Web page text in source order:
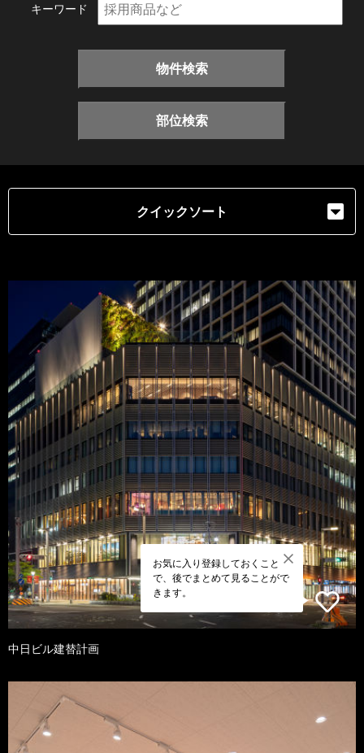
キーワード
物件検索
部位検索
クイックソート
お気に入り登録しておくこと
で、後でまとめて見ることがで
きます。
中日ビル建替計画